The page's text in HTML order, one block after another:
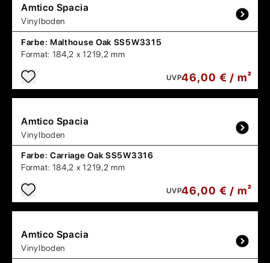
Amtico Spacia
Vinylboden
Farbe: Malthouse Oak SS5W3315
Format: 184,2 x 1219,2 mm
UVP46,00 € / m²
Amtico Spacia
Vinylboden
Farbe: Carriage Oak SS5W3316
Format: 184,2 x 1219,2 mm
UVP46,00 € / m²
Amtico Spacia
Vinylboden